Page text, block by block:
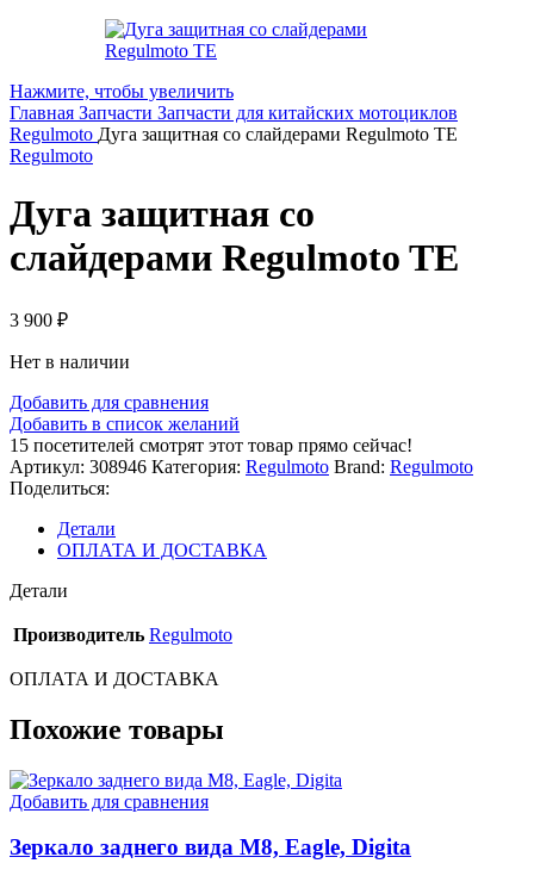
Нажмите, чтобы увеличить
Главная Запчасти Запчасти для китайских мотоциклов
Regulmoto Дуга защитная со слайдерами Regulmoto TE
Regulmoto
Дуга защитная со
слайдерами Regulmoto TE
3 900 ₽
Нет в наличии
Добавить для сравнения
Добавить в список желаний
15 посетителей смотрят этот товар прямо сейчас!
Артикул: 308946 Категория: Regulmoto Brand: Regulmoto
Поделиться:
Детали
ОПЛАТА И ДОСТАВКА
Детали
Производитель Regulmoto
ОПЛАТА И ДОСТАВКА
Похожие товары
Добавить для сравнения
Зеркало заднего вида M8, Eagle, Digita